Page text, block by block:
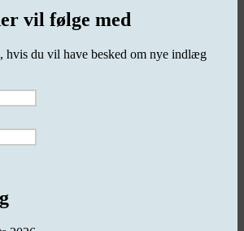
vil følge med
hvis du vil have besked om nye indlæg